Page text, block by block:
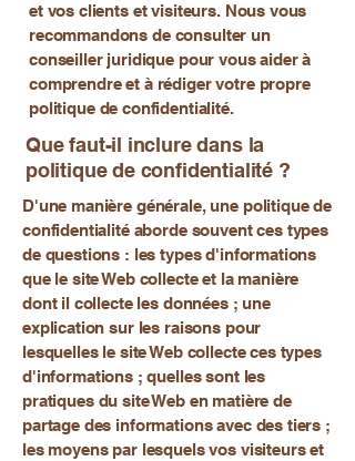
et vos clients et visiteurs. Nous vous
recommandons de consulter un
conseiller juridique pour vous aider à
comprendre et à rédiger votre propre
politique de confidentialité.
Que faut-il inclure dans la
politique de confidentialité ?
D'une manière générale, une politique de
confidentialité aborde souvent ces types
de questions : les types d'informations
que le site Web collecte et la manière
dont il collecte les données ; une
explication sur les raisons pour
lesquelles le site Web collecte ces types
d'informations ; quelles sont les
pratiques du site Web en matière de
partage des informations avec des tiers ;
les moyens par lesquels vos visiteurs et